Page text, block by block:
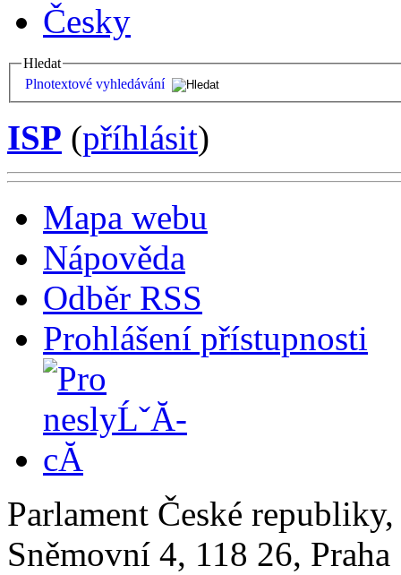
Česky
Hledat
Plnotextové vyhledávání
ISP (příhlásit)
Mapa webu
Nápověda
Odběr RSS
Prohlášení přístupnosti
Parlament České
Sněmovní 4, 118 26,